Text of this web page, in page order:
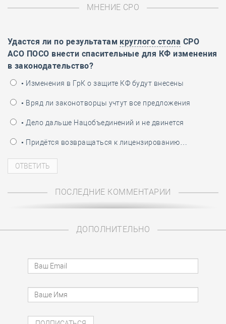
МНЕНИЕ СРО
Удастся ли по результатам круглого стола СРО
АСО ПОСО внести спасительные для КФ изменения
в законодательство?
• Изменения в ГрК о защите КФ будут внесены
• Вряд ли законотворцы учтут все предложения
• Дело дальше Нацобъединений и не двинется
• Придётся возвращаться к лицензированию…
ПОСЛЕДНИЕ КОММЕНТАРИИ
ДОПОЛНИТЕЛЬНО